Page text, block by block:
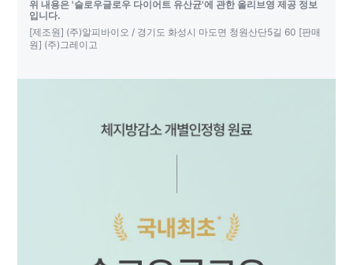
위 내용은 '슬로우글로우 다이어트 유산균'에 관한 올리브영 제공 정보
입니다.
[제조원] (주)알피바이오 / 경기도 화성시 마도면 청원산단5길 60 [판매
원] (주)그레이고